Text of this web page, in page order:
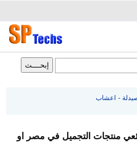
- اعشاب
منتجات التجميل في مصر او